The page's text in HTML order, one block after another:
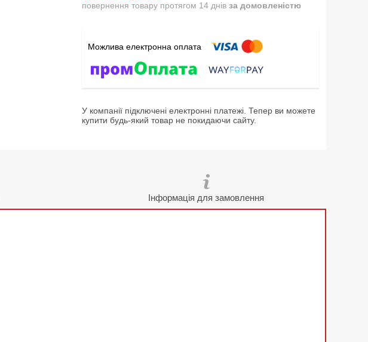
повернення товару протягом 14 днів за домовленістю
У компанії підключені електронні платежі. Тепер ви можете
купити будь-який товар не покидаючи сайту.
Інформація для замовлення